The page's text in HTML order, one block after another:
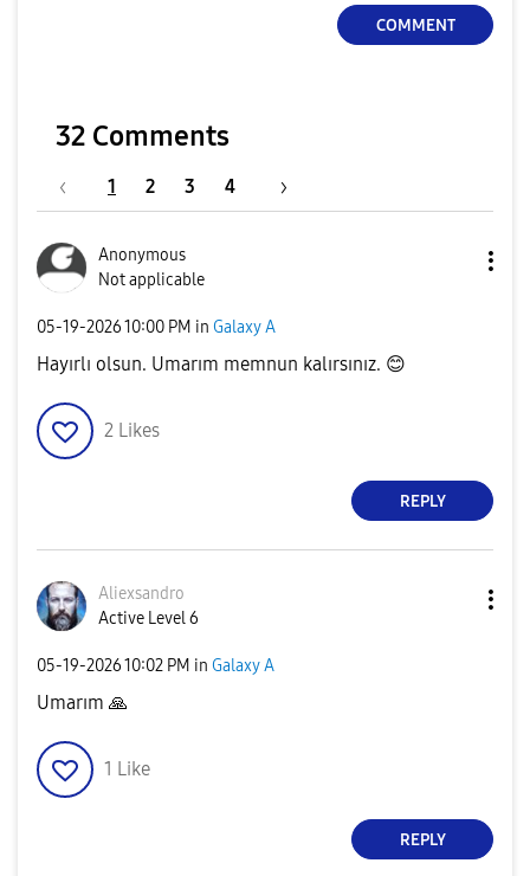
COMMENT
32 Comments
1 2 3 4
Anonymous
Not applicable
‎05-19-202610:00 PM in Galaxy A
Hayırlı olsun. Umarım memnun kalırsınız. 😊
2 Likes
REPLY
Aliexsandro
Active Level 6
‎05-19-202610:02 PM in Galaxy A
Umarım 🙏
1 Like
REPLY